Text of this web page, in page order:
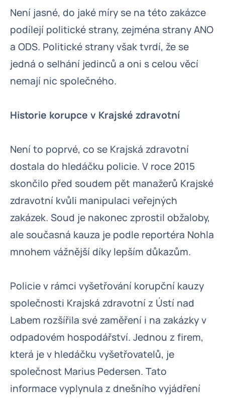
Není jasné, do jaké míry se na této zakázce
podílejí politické strany, zejména strany ANO
a ODS. Politické strany však tvrdí, že se
jedná o selhání jedinců a oni s celou věcí
nemají nic společného.
Historie korupce v Krajské zdravotní
Není to poprvé, co se Krajská zdravotní
dostala do hledáčku policie. V roce 2015
skončilo před soudem pět manažerů Krajské
zdravotní kvůli manipulaci veřejných
zakázek. Soud je nakonec zprostil obžaloby,
ale současná kauza je podle reportéra Nohla
mnohem vážnější díky lepším důkazům.
Policie v rámci vyšetřování korupční kauzy
společnosti Krajská zdravotní z Ústí nad
Labem rozšířila své zaměření i na zakázky v
odpadovém hospodářství. Jednou z firem,
která je v hledáčku vyšetřovatelů, je
společnost Marius Pedersen. Tato
informace vyplynula z dnešního vyjádření